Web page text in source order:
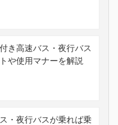
き高速バス・夜行バス
や使用マナーを解説
・夜行バスが乗れば乗